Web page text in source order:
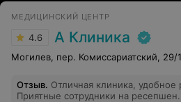
МЕДИЦИНСКИЙ ЦЕНТР
4.6 А Клиника
Могилев, пер. Комиссариатский, 29/1
Отзыв. Отличная клиника,
Приятные сотрудники на